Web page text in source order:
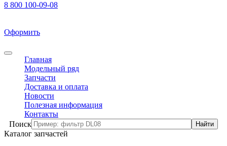
8 800 100-09-08
Оформить
Главная
Модельный ряд
Запчасти
Доставка и оплата
Новости
Полезная информация
Контакты
Поиск
Каталог запчастей